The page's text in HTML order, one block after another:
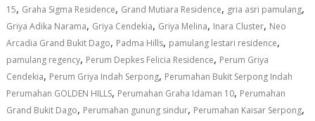
15, Graha Sigma Residence, Grand Mutiara Residence, gria asri pamulang,
Griya Adika Narama, Griya Cendekia, Griya Melina, Inara Cluster, Neo
Arcadia Grand Bukit Dago, Padma Hills, pamulang lestari residence,
pamulang regency, Perum Depkes Felicia Residence, Perum Griya
Cendekia, Perum Griya Indah Serpong, Perumahan Bukit Serpong Indah
Perumahan GOLDEN HILLS, Perumahan Graha Idaman 10, Perumahan
Grand Bukit Dago, Perumahan gunung sindur, Perumahan Kaisar Serpong,